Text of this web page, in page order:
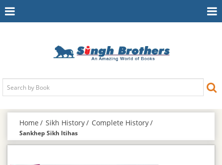
Toggle
Home Sikh History Complete History
Sankhep Sikh Itihas